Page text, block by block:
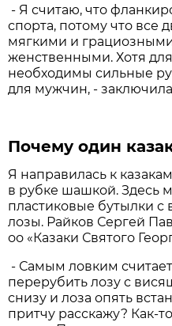
- Я считаю, что
спорта, потому что
мягкими и
женственными. Хотя
необходимы сильные
для мужчин, -
Почему один
Я направилась к
в рубке шашкой. Здесь
пластиковые бутылки с
лозы. Райков Сергей
оо «Казаки Святого
- Самым ловким
перерубить лозу с
снизу и лоза опять
притчу расскажу? Как-